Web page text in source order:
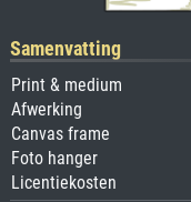
Samenvatting
Print & medium
Afwerking
Canvas frame
Foto hanger
Licentiekosten